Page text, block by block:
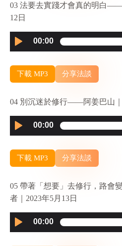
03 法要去實踐才會真的明白——
12日
Audio
Player
00:00
下載 MP3 分享法談
04 別沉迷於修行——阿姜巴山｜
Audio
Player
00:00
下載 MP3 分享法談
05 帶著「想要」去修行，路
者｜2023年5月13日
Audio
Player
00:00